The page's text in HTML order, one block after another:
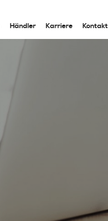
Händler Karriere Kontakt